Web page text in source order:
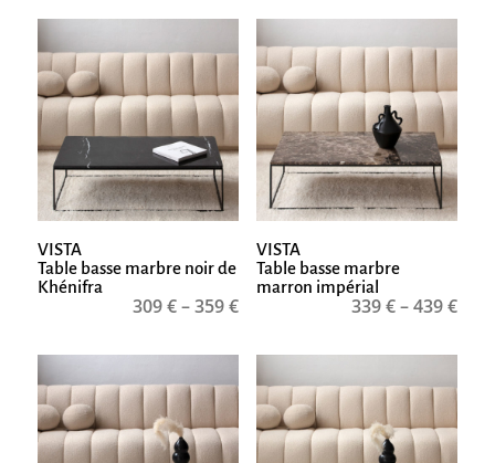
VISTA
Table basse marbre noir de
Khénifra
309€–359€
VISTA
Table basse marbre
marron impérial
339€–439€